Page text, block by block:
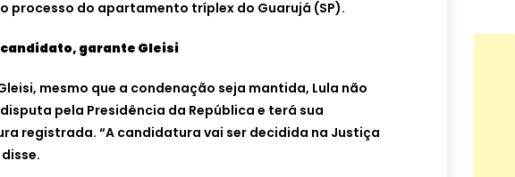
processo do apartamento tríplex do Guarujá (SP).
candidato, garante Gleisi
mesmo que a condenação seja mantida, Lula não
pela Presidência da República e terá sua
registrada. “A candidatura vai ser decidida na Justiça